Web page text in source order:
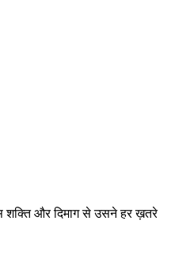
शक्ति और दिमाग से उसने हर ख़तरे